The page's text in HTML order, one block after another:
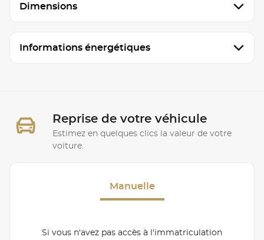
Dimensions
Informations énergétiques
Reprise de votre véhicule
Estimez en quelques clics la valeur de votre
voiture.
Manuelle
Si vous n'avez pas accès à l'immatriculation